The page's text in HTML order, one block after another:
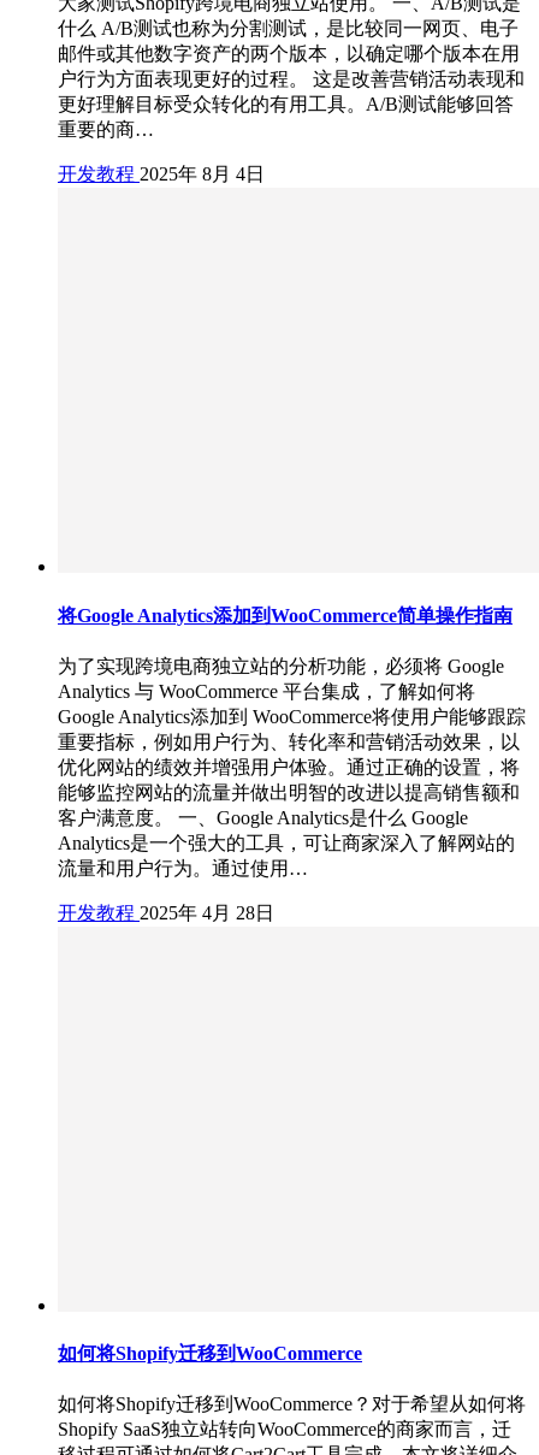
什么 A/B测试也称为分割测试，是比较同一网页、电子
邮件或其他数字资产的两个版本，以确定哪个版本在用
户行为方面表现更好的过程。 这是改善营销活动表现和
更好理解目标受众转化的有用工具。A/B测试能够回答
重要的商…
开发教程 2025年 8月 4日
将Google Analytics添加到WooCommerce简单操作指南
为了实现跨境电商独立站的分析功能，必须将 Google
Analytics 与 WooCommerce 平台集成，了解如何将
Google Analytics添加到 WooCommerce将使用户能够跟踪
重要指标，例如用户行为、转化率和营销活动效果，以
优化网站的绩效并增强用户体验。通过正确的设置，将
能够监控网站的流量并做出明智的改进以提高销售额和
客户满意度。 一、Google Analytics是什么 Google
Analytics是一个强大的工具，可让商家深入了解网站的
流量和用户行为。通过使用…
开发教程 2025年 4月 28日
如何将Shopify迁移到WooCommerce
如何将Shopify迁移到WooCommerce？对于希望从如何将
Shopify SaaS独立站转向WooCommerce的商家而言，迁